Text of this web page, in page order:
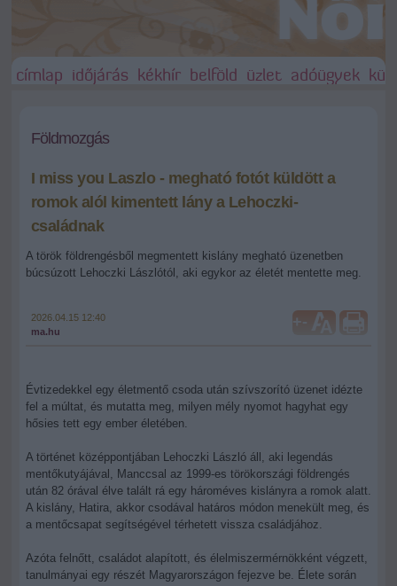
címlap időjárás kékhír belföld üzlet adóügyek
Földmozgás
I miss you Laszlo - megható fotót küldött a
romok alól kimentett lány a Lehoczki-
családnak
A török földrengésből megmentett kislány megható üzenetben
búcsúzott Lehoczki Lászlótól, aki egykor az életét mentette meg.
2026.04.15 12:40
ma.hu
+-
Évtizedekkel egy életmentő csoda után szívszorító üzenet idézte
fel a múltat, és mutatta meg, milyen mély nyomot hagyhat egy
hősies tett egy ember életében.
A történet középpontjában Lehoczki László áll, aki legendás
mentőkutyájával, Manccsal az 1999-es törökországi földrengés
után 82 órával élve talált rá egy hároméves kislányra a romok alatt.
A kislány, Hatira, akkor csodával határos módon menekült meg, és
a mentőcsapat segítségével térhetett vissza családjához.
Azóta felnőtt, családot alapított, és élelmiszermérnökként végzett,
tanulmányai egy részét Magyarországon fejezve be. Élete során